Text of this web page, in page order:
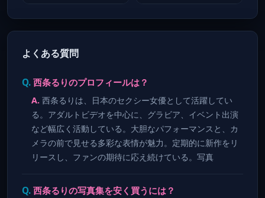
よくある質問
西条るりのプロフィールは？
西条るりは、日本のセクシー女優として活躍してい
る。アダルトビデオを中心に、グラビア、イベント出演
など幅広く活動している。大胆なパフォーマンスと、カ
メラの前で見せる多彩な表情が魅力。定期的に新作をリ
リースし、ファンの期待に応え続けている。写真
西条るりの写真集を安く買うには？